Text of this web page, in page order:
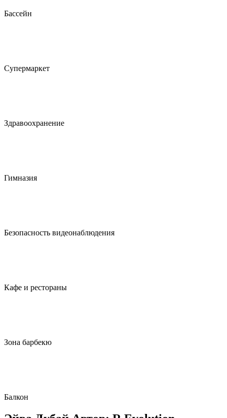
Бассейн
Супермаркет
Здравоохранение
Гимназия
Безопасность видеонаблюдения
Кафе и рестораны
Зона барбекю
Балкон